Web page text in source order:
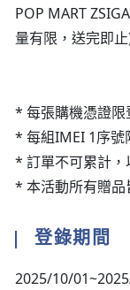
POP MART
量有限，送完即止
* 每張購機憑證限
* 每組IMEI 1序號
* 訂單不可累計，
* 本活動所有贈品
登錄期間
2025/10/